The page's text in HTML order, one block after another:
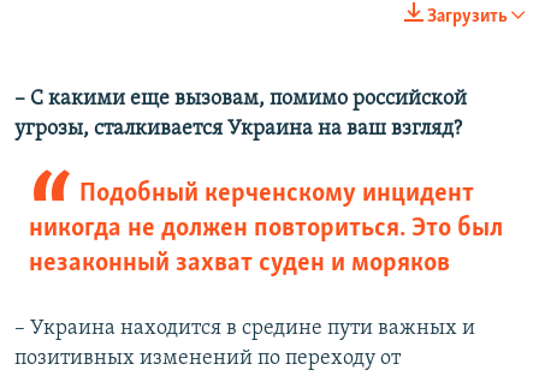
Загрузить
– С какими еще вызовам, помимо российской
угрозы, сталкивается Украина на ваш взгляд?
Подобный керченскому инцидент
никогда не должен повториться. Это был
незаконный захват суден и моряков
– Украина находится в средине пути важных и
позитивных изменений по переходу от